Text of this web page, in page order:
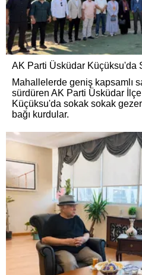
AK Parti Üsküdar Küçüksu'da
Mahallelerde geniş kapsamlı
sürdüren AK Parti Üsküdar
Küçüksu'da sokak sokak
bağı kurdular.